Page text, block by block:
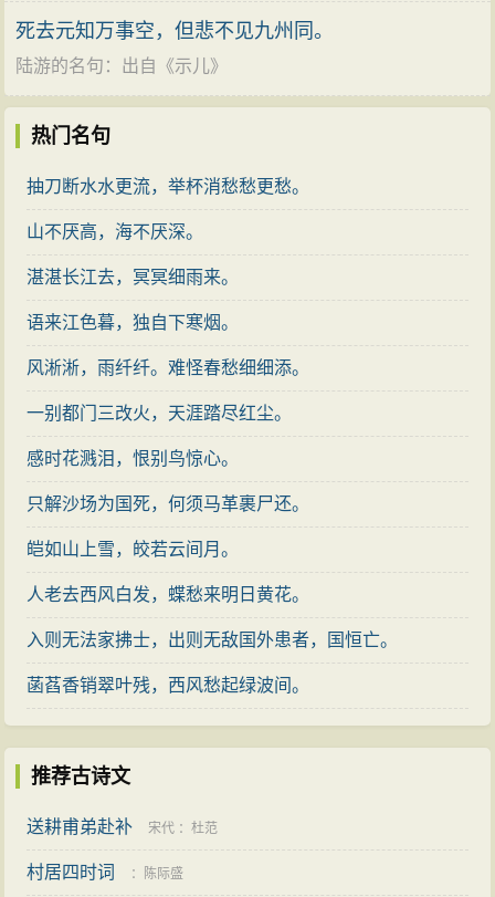
思重复，想改成“秋江净如练”。另一位诗论家王世贞不以
讽谢榛说:“何因点窜‘澄江练’？笑杀谈诗谢茂秦！”（《论
诗绝句》）其实，如果没有谢榛窜改，这“澄”字的好处还
还能唤起天上云霞与水中倒影相互辉映的联想。李白在
《金陵城西楼月下吟》中引用“澄江静如练”以形容大江沉
浸在月光之中的清空透明之感，“澄”字就更有点晴意义。
境更为传神。唐代徐凝曾用白练来比喻瀑布:“千古长如白
练飞，一条界破青山色。”被王世贞讥为“恶境界”，原因就
将谢朓这两句诗与谢灵运的“云日相辉映，空水共澄鲜”
（《登江中孤屿》）相比较，可以看出谢朓在景物描写
上的飞跃。谢灵运以直叙的手法来说明水天辉映、空明
并能融进主人公对景物情调的感受，表达更为空灵。
如果说“余霞”两句是用大笔晕染江天的景色，那么“喧
死去元知万事空，但悲不见九州同。
陆游的名句 ：出自《示儿》
热门名句
抽刀断水水更流，举杯消愁愁更愁。
山不厌高，海不厌深。
湛湛长江去，冥冥细雨来。
语来江色暮，独自下寒烟。
风淅淅，雨纤纤。难怪春愁细细添。
一别都门三改火，天涯踏尽红尘。
感时花溅泪，恨别鸟惊心。
只解沙场为国死，何须马革裹尸还。
皑如山上雪，皎若云间月。
人老去西风白发，蝶愁来明日黄花。
入则无法家拂士，出则无敌国外患者，国恒亡。
菡萏香销翠叶残，西风愁起绿波间。
推荐古诗文
送耕甫弟赴补 宋代 ：杜范
村居四时词 ： 陈际盛